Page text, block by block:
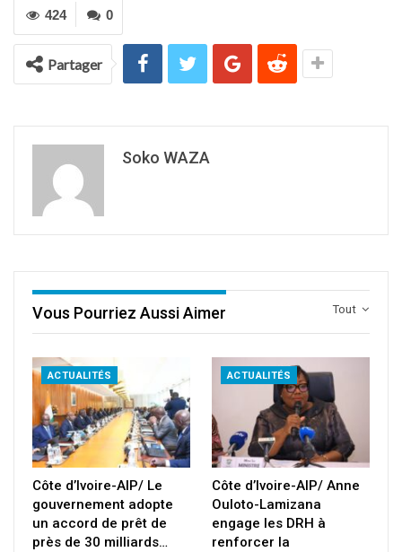
0
424
Partager
Soko WAZA
Tout
Vous Pourriez Aussi Aimer
ACTUALITÉS
Côte d’Ivoire-AIP/ Le
gouvernement adopte
un accord de prêt de
près de 30 milliards…
ACTUALITÉS
Côte d’Ivoire-AIP/ Anne
Ouloto-Lamizana
engage les DRH à
renforcer la